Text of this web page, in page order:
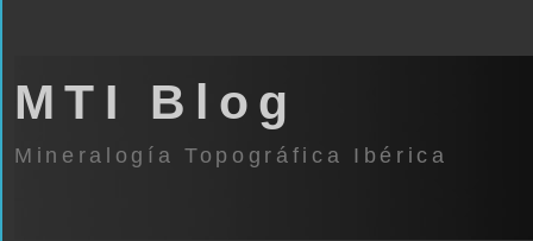
MTI Blog
Mineralogía Topográfica Ibérica